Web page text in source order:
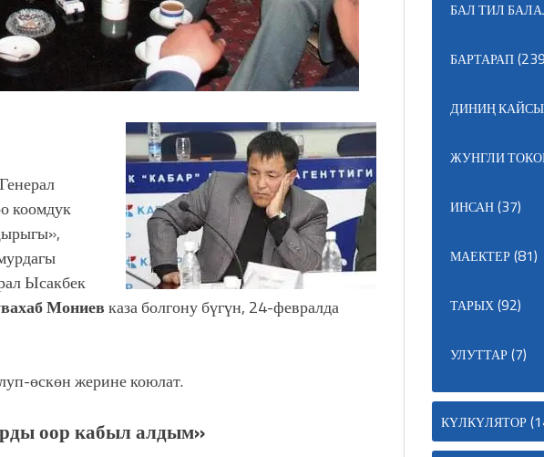
коомдук
Ысакбек
Мониевказа болгону бүгүн, 24-февралда
өскөн жерине коюлат.
оор кабыл алдым»
БАЛ ТИЛ
БАРТАРАП
ДИНИҢ
ЖУНГЛИ
ИНСАН(37)
МАЕКТЕР(81)
ТАРЫХ(92)
УЛУТТАР(7)
КҮЛКҮЛЯТОР